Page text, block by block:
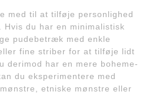
med til at tilføje personlighed
du har en minimalistisk
pudebetræk med enkle
fine striber for at tilføje lidt
derimod har en mere boheme-
du eksperimentere med
etniske mønstre eller